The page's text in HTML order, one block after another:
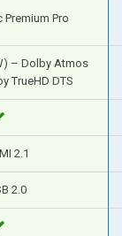
Premium Pro
– Dolby Atmos
TrueHD DTS
2.1
2.0